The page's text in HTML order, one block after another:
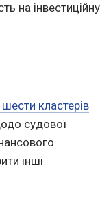
на інвестиційну
кластерів
судової
інші